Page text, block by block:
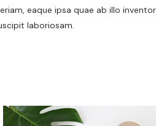
eaque ipsa quae ab illo
laboriosam.